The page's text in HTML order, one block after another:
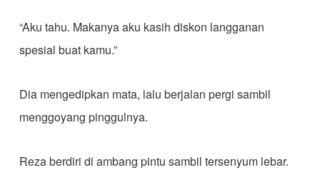
“Aku tahu. Makanya aku kasih diskon langganan
spesial buat kamu.”
Dia mengedipkan mata, lalu berjalan pergi sambil
menggoyang pinggulnya.
Reza berdiri di ambang pintu sambil tersenyum lebar.